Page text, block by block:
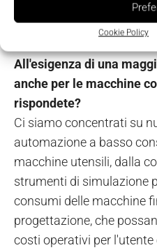
Cookie Policy
della macchina. La
permette di ridurre al
All'esigenza di una
anche per le macchine
rispondete?
Ci siamo concentrati su
automazione a basso
macchine utensili, dalla
strumenti di simulazione
consumi delle macchine
progettazione, che
costi operativi per l'utente